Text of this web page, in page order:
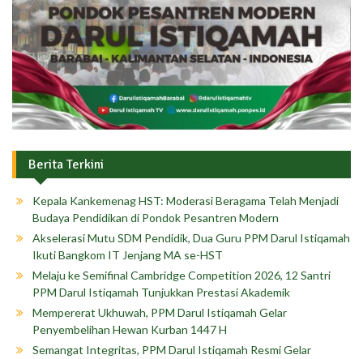
Berita Terkini
Kepala Kankemenag HST: Moderasi Beragama Telah Menjadi
Budaya Pendidikan di Pondok Pesantren Modern
Akselerasi Mutu SDM Pendidik, Dua Guru PPM Darul Istiqamah
Ikuti Bangkom IT Jenjang MA se-HST
Melaju ke Semifinal Cambridge Competition 2026, 12 Santri
PPM Darul Istiqamah Tunjukkan Prestasi Akademik
Mempererat Ukhuwah, PPM Darul Istiqamah Gelar
Penyembelihan Hewan Kurban 1447 H
Semangat Integritas, PPM Darul Istiqamah Resmi Gelar